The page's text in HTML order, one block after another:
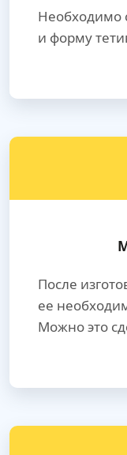
Необходимо
и форму
После
ее
Можно это